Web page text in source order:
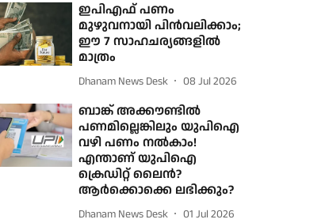
ഇപിഎഫ് പണം
മുഴുവനായി പിൻവലിക്കാം;
ഈ 7 സാഹചര്യങ്ങളിൽ
മാത്രം
Dhanam News Desk 08 Jul 2026
ബാങ്ക് അക്കൗണ്ടിൽ
പണമില്ലെങ്കിലും യുപിഐ
വഴി പണം നൽകാം!
എന്താണ് യുപിഐ
ക്രെഡിറ്റ് ലൈൻ?
ആർക്കൊക്കെ ലഭിക്കും?
Dhanam News Desk 01 Jul 2026